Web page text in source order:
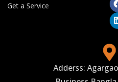
Get a Service
Adderss: